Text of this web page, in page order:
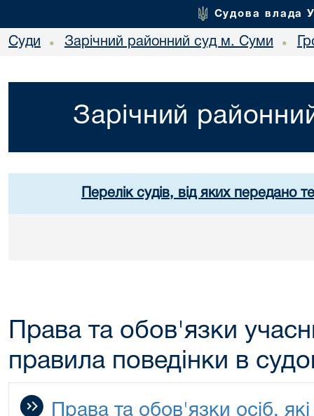
Судова влада
Суди • Зарічний районний суд м. Суми •
Зарічний
Перелік судів, від яких передано
Права та обов'язки
правила поведінки в
Права та обов'язки осіб,